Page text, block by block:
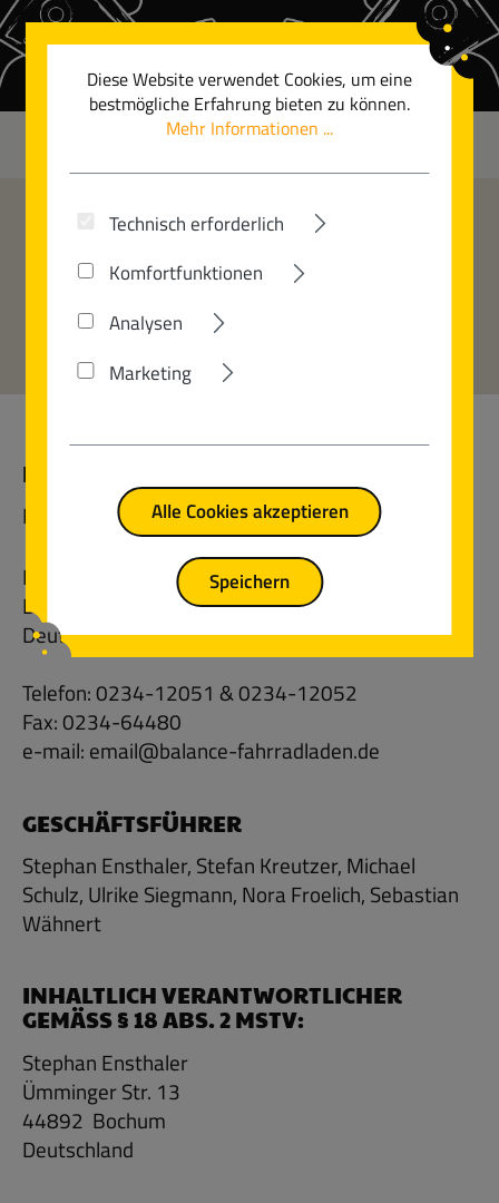
Zum Hauptinhalt springen
IMPRESSUM
HERAUSGEBER
Fahrradladen Balance GmbH
Kortumstr. 5
D-44787 Bochum
Deutschland
Telefon: 0234-12051 & 0234-12052
Fax: 0234-64480
e-mail: email@balance-fahrradladen.de
GESCHÄFTSFÜHRER
Stephan Ensthaler, Stefan Kreutzer, Michael
Schulz, Ulrike Siegmann, Nora Froelich, Sebastian
Wähnert
INHALTLICH VERANTWORTLICHER
GEMÄSS § 18 ABS. 2 MSTV:
Stephan Ensthaler
Ümminger Str. 13
44892 Bochum
Deutschland
Diese Website verwendet Cookies, um eine
bestmögliche Erfahrung bieten zu können.
Mehr Informationen ...
Technisch erforderlich
Komfortfunktionen
Analysen
Marketing
Alle Cookies akzeptieren
Speichern